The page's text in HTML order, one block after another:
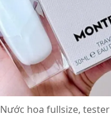
Nước hoa fullsize, tester